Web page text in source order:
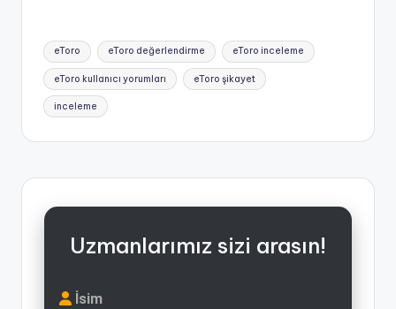
Tags:
eToro eToro değerlendirme eToro inceleme
eToro kullanıcı yorumları eToro şikayet
inceleme
Uzmanlarımız sizi arasın!
İsim